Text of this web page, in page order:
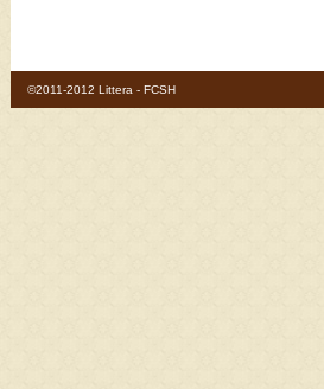
©2011-2012 Littera - FCSH